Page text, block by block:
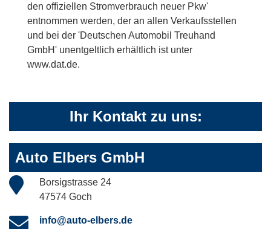
den offiziellen Stromverbrauch neuer Pkw'
entnommen werden, der an allen Verkaufsstellen
und bei der 'Deutschen Automobil Treuhand
GmbH' unentgeltlich erhältlich ist unter
www.dat.de.
Ihr Kontakt zu uns:
Auto Elbers GmbH
Borsigstrasse 24
47574 Goch
info@auto-elbers.de